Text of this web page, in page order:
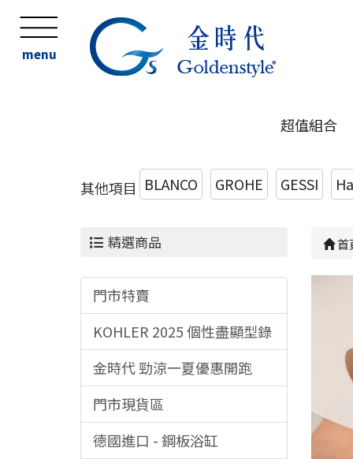
menu
超值組合
其他項目 BLANCO GROHE GESSI
精選商品
門市特賣
KOHLER 2025 個性盡顯型錄
金時代 勁涼一夏優惠開跑
門市現貨區
德國進口 - 鋼板浴缸
首